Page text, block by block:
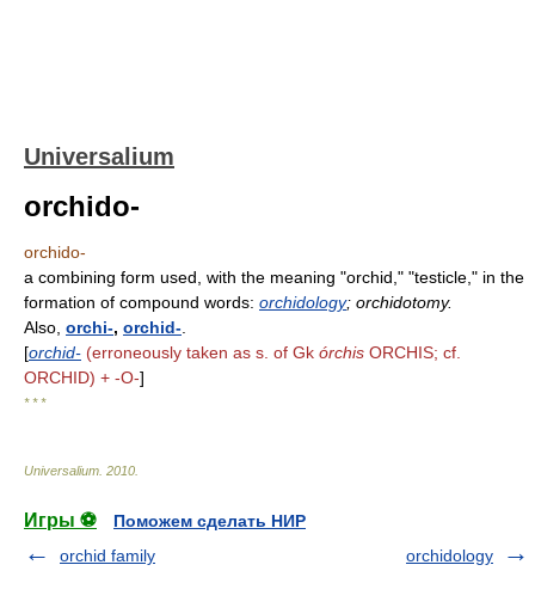
Universalium
orchido-
orchido-
a combining form used, with the meaning "orchid," "testicle," in the
formation of compound words: orchidology; orchidotomy.
Also, orchi-, orchid-
[orchid- (erroneously taken as s. of Gk órchis ORCHIS; cf.
ORCHID) + -O-]
* * *
Universalium 2010
Игры ⚽
Поможем сделать НИР
orchid family
orchidology